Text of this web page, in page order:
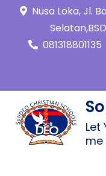
Nusa Loka, Jl.
081318801135
Let
me